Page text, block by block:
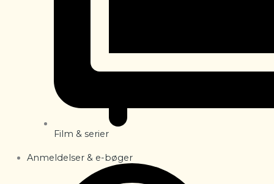
Film & serier
Anmeldelser & e-bøger